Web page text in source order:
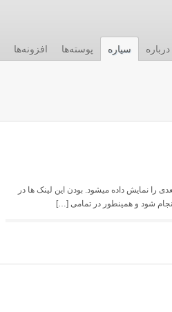
افزونه‌ها پوسته‌ها سیاره درباره
را نمایش داده میشود. بودن این لینک ها در
شود و همینطور در تمامی […]